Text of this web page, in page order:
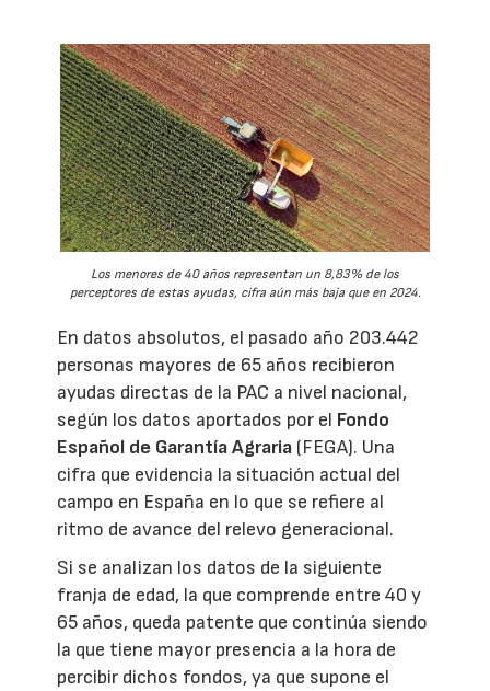
Los menores de 40 años representan un 8,83% de los
perceptores de estas ayudas, cifra aún más baja que en 2024.
En datos absolutos, el pasado año 203.442
personas mayores de 65 años recibieron
ayudas directas de la PAC a nivel nacional,
según los datos aportados por el Fondo
Español de Garantía Agraria (FEGA). Una
cifra que evidencia la situación actual del
campo en España en lo que se refiere al
ritmo de avance del relevo generacional.
Si se analizan los datos de la siguiente
franja de edad, la que comprende entre 40 y
65 años, queda patente que continúa siendo
la que tiene mayor presencia a la hora de
percibir dichos fondos, ya que supone el